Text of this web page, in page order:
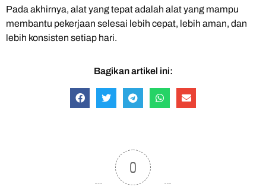
Pada akhirnya, alat yang tepat adalah alat yang mampu
membantu pekerjaan selesai lebih cepat, lebih aman, dan
lebih konsisten setiap hari.
Bagikan artikel ini:
0